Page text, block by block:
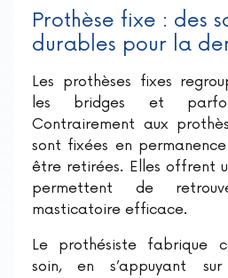
Prothèse fixe : des
durables pour la
Les prothèses fixes
les bridges et
Contrairement aux
sont fixées en
être retirées. Elles offrent
permettent de
masticatoire efficace.
Le prothésiste fabrique
soin, en s’appuyant